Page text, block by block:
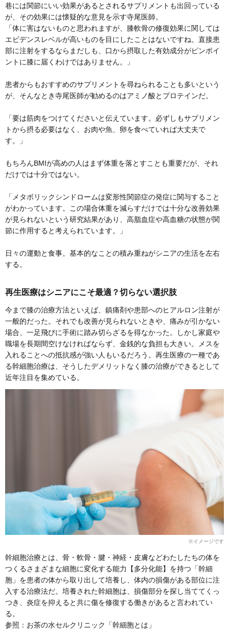
巷には関節にいい効果があるとされるサプリメントも出回っている
が、その効果には懐疑的な意見を示す寺尾医師。
「体に害はないものと思われますが、膝軟骨の修復効果に関しては
エビデンスレベルが高いものを目にしたことはないですね。直接患
部に注射をするならまだしも、口から摂取した有効成分がピンポイ
ントに膝に届くわけではありません。」
患者からもおすすめのサプリメントを尋ねられることも多いという
が、そんなとき寺尾医師が勧めるのはアミノ酸とプロテインだ。
「要は筋肉をつけてくださいと伝えています。必ずしもサプリメン
トから摂る必要はなく、お肉や魚、卵を食べていれば大丈夫で
す。」
もちろんBMIが高めの人はまず体重を落とすことも重要だが、それ
だけでは十分ではない。
「メタボリックシンドロームは変形性関節症の発症に関与すること
がわかっています。この場合体重を減らすだけでは十分な改善効果
が見られないという研究結果があり、高脂血症や高血糖の状態が関
節に作用すると考えられています。」
日々の運動と食事。基本的なことの積み重ねがシニアの生活を左右
する。
再生医療はシニアにこそ最適？切らない選択肢
今まで膝の治療方法といえば、鎮痛剤や患部へのヒアルロン注射が
一般的だった。それでも改善が見られないときや、痛みが引かない
場合、一足飛びに手術に踏み切らざるを得なかった。しかし家庭や
職場を長期間空けなければならず、金銭的な負担も大きい。メスを
入れることへの抵抗感が強い人もいるだろう。再生医療の一種であ
る幹細胞治療は、そうしたデメリットなく膝の治療ができるとして
近年注目を集めている。
※イメージです
幹細胞治療とは、骨・軟骨・腱・神経・皮膚などわたしたちの体を
つくるさまざまな細胞に変化する能力【多分化能】を持つ「幹細
胞」を患者の体から取り出して培養し、体内の損傷がある部位に注
入する治療法だ。培養された幹細胞は、損傷部分を探し当ててくっ
つき、炎症を抑えると共に傷を修復する働きがあると言われてい
る。
参照：お茶の水セルクリニック「幹細胞とは」